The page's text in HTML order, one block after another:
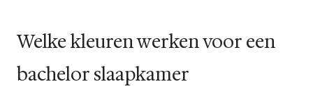
Welke kleuren werken voor een
bachelor slaapkamer